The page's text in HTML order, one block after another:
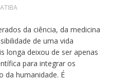
da ciência, da medicina
de uma vida
longa deixou de ser apenas
para integrar os
da humanidade. É